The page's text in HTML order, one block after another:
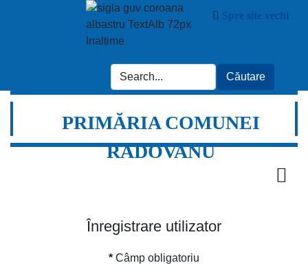
Spre site vechi
PRIMĂRIA COMUNEI
RADOVANU
Înregistrare utilizator
* Câmp obligatoriu